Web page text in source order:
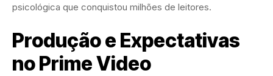
psicológica que conquistou milhões de leitores.
Produção e Expectativas
no Prime Video